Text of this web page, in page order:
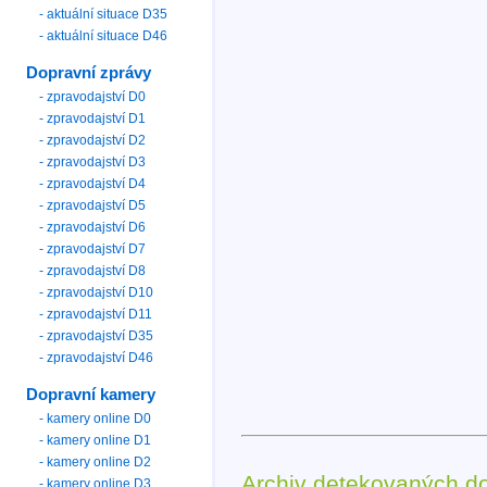
- aktuální situace D35
- aktuální situace D46
Dopravní zprávy
- zpravodajství D0
- zpravodajství D1
- zpravodajství D2
- zpravodajství D3
- zpravodajství D4
- zpravodajství D5
- zpravodajství D6
- zpravodajství D7
- zpravodajství D8
- zpravodajství D10
- zpravodajství D11
- zpravodajství D35
- zpravodajství D46
Dopravní kamery
- kamery online D0
- kamery online D1
- kamery online D2
- kamery online D3